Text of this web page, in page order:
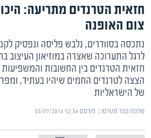
חזאית הטרנדים מתריעה:
צום האופנה
נתכסה בסוודרים, נלבש פליסה ונפסיק
לרגל התערוכה שאצרה במוזיאון העיצוב
חזאית הטרנדים בין החשובות והמשפיעות
הצצה לטרנדים החמים שיהיו בעתיד,
של הישראליות
שרונה בונד מטרסו | ‏פורסם ‎03/07/2014 12:34